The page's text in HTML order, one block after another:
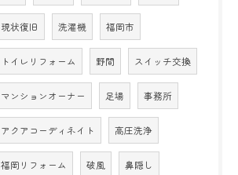
現状復旧 洗濯機 福岡市
トイレリフォーム 野間 スイッチ交換
マンションオーナー 足場 事務所
アクアコーディネイト 高圧洗浄
福岡リフォーム 破風 鼻隠し